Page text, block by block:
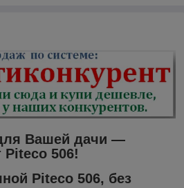
Вашей дачи ―
Piteco 506!
Piteco 506, без